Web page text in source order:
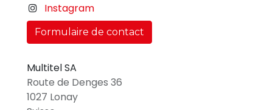
Instagram
Formulaire de contact
Multitel SA
Route de Denges 36
1027 Lonay